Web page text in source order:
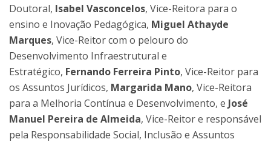
Doutoral, Isabel Vasconcelos, Vice-Reitora para o
ensino e Inovação Pedagógica, Miguel Athayde
Marques, Vice-Reitor com o pelouro do
Desenvolvimento Infraestrutural e
Estratégico, Fernando Ferreira Pinto, Vice-Reitor para
os Assuntos Jurídicos, Margarida Mano, Vice-Reitora
para a Melhoria Contínua e Desenvolvimento, e José
Manuel Pereira de Almeida, Vice-Reitor e responsável
pela Responsabilidade Social, Inclusão e Assuntos